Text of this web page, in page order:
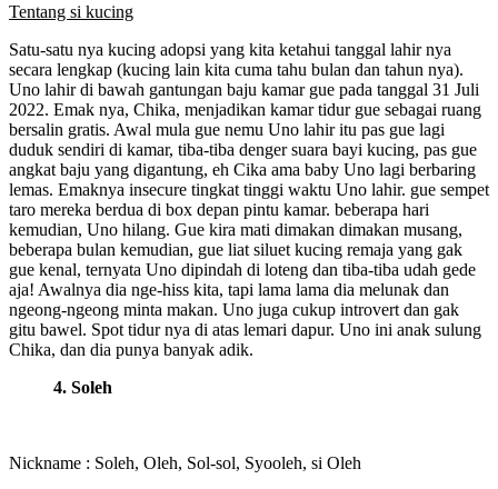
Tentang si kucing
Satu-satu nya kucing adopsi yang kita ketahui tanggal lahir nya
secara lengkap (kucing lain kita cuma tahu bulan dan tahun nya).
Uno lahir di bawah gantungan baju kamar gue pada tanggal 31 Juli
2022. Emak nya, Chika, menjadikan kamar tidur gue sebagai ruang
bersalin gratis. Awal mula gue nemu Uno lahir itu pas gue lagi
duduk sendiri di kamar, tiba-tiba denger suara bayi kucing, pas gue
angkat baju yang digantung, eh Cika ama baby Uno lagi berbaring
lemas. Emaknya insecure tingkat tinggi waktu Uno lahir. gue sempet
taro mereka berdua di box depan pintu kamar. beberapa hari
kemudian, Uno hilang. Gue kira mati dimakan dimakan musang,
beberapa bulan kemudian, gue liat siluet kucing remaja yang gak
gue kenal, ternyata Uno dipindah di loteng dan tiba-tiba udah gede
aja! Awalnya dia nge-hiss kita, tapi lama lama dia melunak dan
ngeong-ngeong minta makan. Uno juga cukup introvert dan gak
gitu bawel. Spot tidur nya di atas lemari dapur. Uno ini anak sulung
Chika, dan dia punya banyak adik.
4. Soleh
Nickname : Soleh, Oleh, Sol-sol, Syooleh, si Oleh